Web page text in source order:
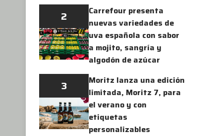
2
Carrefour presenta
nuevas variedades de
uva española con sabor
a mojito, sangría y
algodón de azúcar
3
Moritz lanza una edición
limitada, Moritz 7, para
el verano y con
etiquetas
personalizables